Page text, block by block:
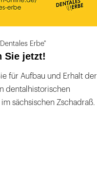
Erbe"
Sie jetzt!
für Aufbau und Erhalt der
dentalhistorischen
sächsischen Zschadraß.